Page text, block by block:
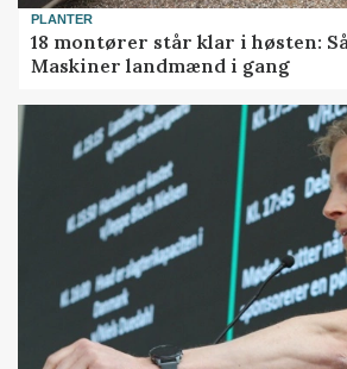
PLANTER
18 montører står klar i høsten:
Maskiner landmænd i gang